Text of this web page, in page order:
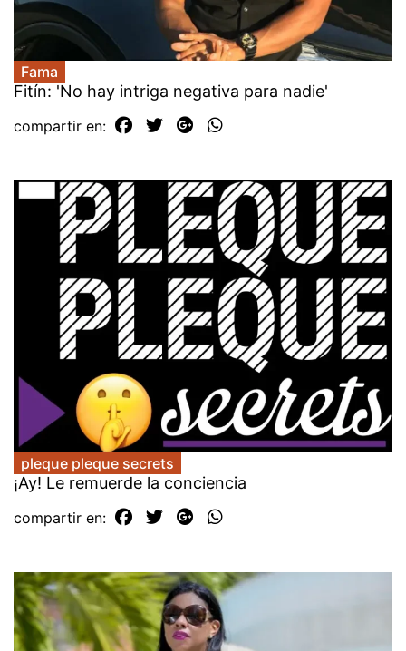
Fama
Fitín: 'No hay intriga negativa para nadie'
compartir en:
pleque pleque secrets
¡Ay! Le remuerde la conciencia
compartir en: